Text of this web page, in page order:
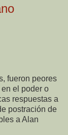
fueron peores
el poder o
respuestas a
postración de
a Alan